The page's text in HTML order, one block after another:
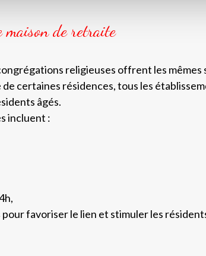
maison de retraite
religieuses offrent les
certaines résidences, tous les
âgés.
incluent :
favoriser le lien et stimuler les